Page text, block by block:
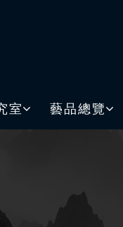
室 藝品總覽